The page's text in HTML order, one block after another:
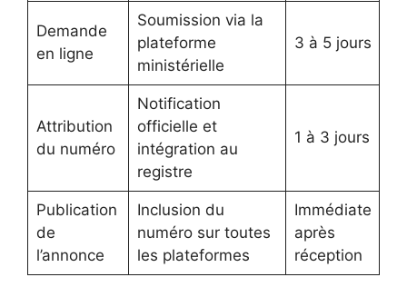
Demande
en ligne
Soumission via la
plateforme
ministérielle
3 à 5 jours
Attribution
du numéro
Notification
officielle et
intégration au
registre
1 à 3 jours
Publication
de
l’annonce
Inclusion du
numéro sur toutes
les plateformes
Immédiate
après
réception